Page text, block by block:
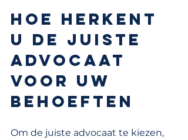
Hoe herkent
u de juiste
advocaat
voor uw
behoeften
Om de juiste advocaat te kiezen,